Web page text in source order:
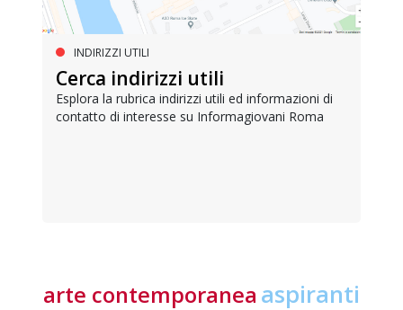
INDIRIZZI UTILI
Cerca indirizzi utili
Esplora la rubrica indirizzi utili ed informazioni di
contatto di interesse su Informagiovani Roma
arte contemporanea aspiranti